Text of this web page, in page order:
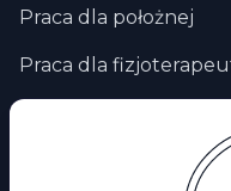
Praca dla położnej
Praca dla